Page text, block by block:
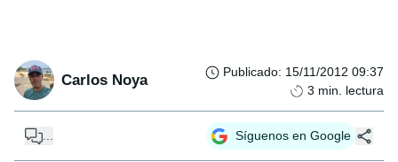
Carlos Noya Publicado: 15/11/2012 09:37
3 min. lectura
... Síguenos en Google